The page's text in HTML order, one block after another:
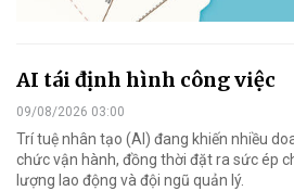
AI tái định hình công việc
09/08/2026 03:00
Trí tuệ nhân tạo (AI) đang khiến nhiều
chức vận hành, đồng thời đặt ra sức ép
lượng lao động và đội ngũ quản lý.